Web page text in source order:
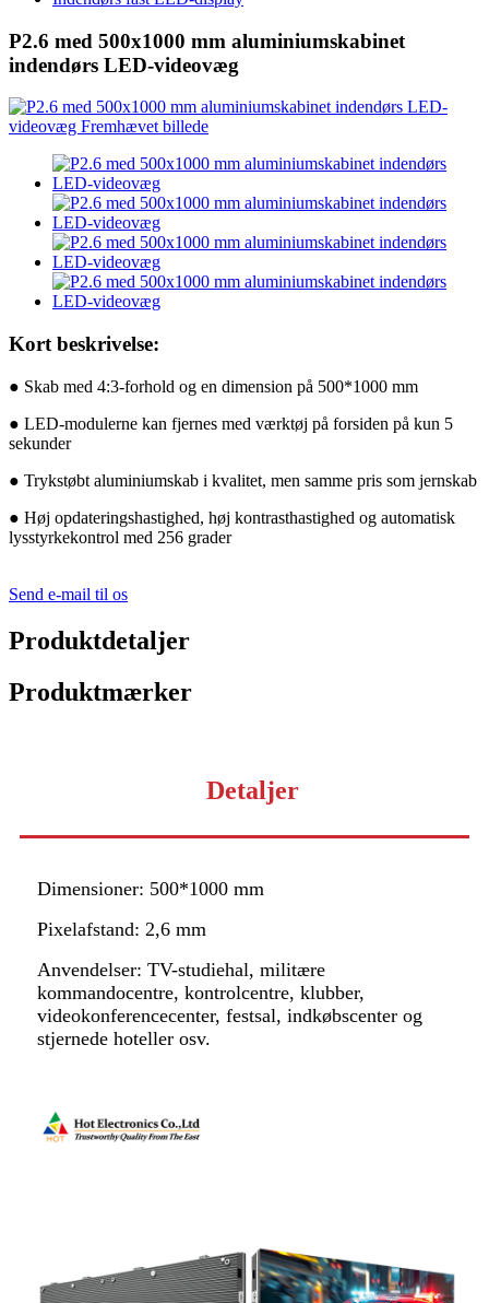
P2.6 med 500x1000 mm aluminiumskabinet
indendørs LED-videovæg
Kort beskrivelse:
● Skab med 4:3-forhold og en dimension på 500*1000 mm
● LED-modulerne kan fjernes med værktøj på forsiden på kun 5
sekunder
● Trykstøbt aluminiumskab i kvalitet, men samme pris som jernskab
● Høj opdateringshastighed, høj kontrasthastighed og automatisk
lysstyrkekontrol med 256 grader
Send e-mail til os
Produktdetaljer
Produktmærker
Detaljer
Dimensioner: 500*1000 mm
Pixelafstand: 2,6 mm
Anvendelser: TV-studiehal, militære
kommandocentre, kontrolcentre, klubber,
videokonferencecenter, festsal, indkøbscenter og
stjernede hoteller osv.